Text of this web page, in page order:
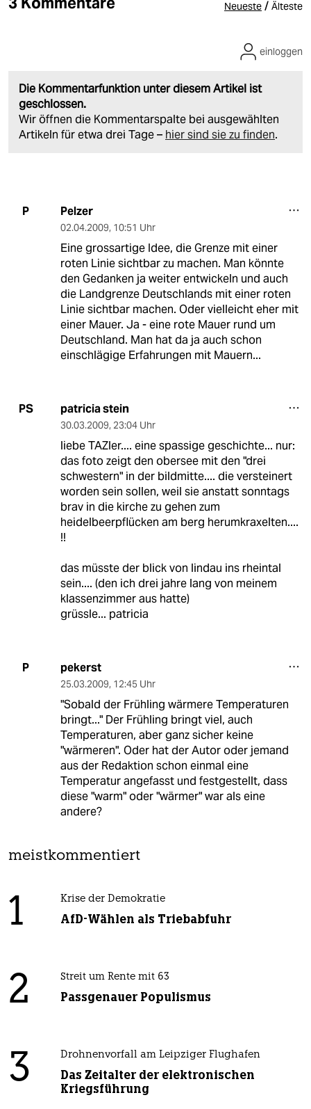
Neueste / Älteste
Die Kommentarfunktion unter diesem Artikel ist
geschlossen.
Wir öffnen die Kommentarspalte bei ausgewählten
Artikeln für etwa drei Tage – hier sind sie zu finden.
einloggen
P Pelzer
02.04.2009, 10:51 Uhr
Eine grossartige Idee, die Grenze mit einer
roten Linie sichtbar zu machen. Man könnte
den Gedanken ja weiter entwickeln und auch
die Landgrenze Deutschlands mit einer roten
Linie sichtbar machen. Oder vielleicht eher mit
einer Mauer. Ja - eine rote Mauer rund um
Deutschland. Man hat da ja auch schon
einschlägige Erfahrungen mit Mauern...
PS patricia stein
30.03.2009, 23:04 Uhr
liebe TAZler.... eine spassige geschichte... nur:
das foto zeigt den obersee mit den "drei
schwestern" in der bildmitte.... die versteinert
worden sein sollen, weil sie anstatt sonntags
brav in die kirche zu gehen zum
heidelbeerpflücken am berg herumkraxelten....
!!
das müsste der blick von lindau ins rheintal
sein.... (den ich drei jahre lang von meinem
klassenzimmer aus hatte)
grüssle... patricia
P pekerst
25.03.2009, 12:45 Uhr
"Sobald der Frühling wärmere Temperaturen
bringt..." Der Frühling bringt viel, auch
Temperaturen, aber ganz sicher keine
"wärmeren". Oder hat der Autor oder jemand
aus der Redaktion schon einmal eine
Temperatur angefasst und festgestellt, dass
diese "warm" oder "wärmer" war als eine
andere?
meistkommentiert
1 Krise der Demokratie
AfD-Wählen als Triebabfuhr
2 Streit um Rente mit 63
Passgenauer Populismus
3 Drohnenvorfall am Leipziger Flughafen
Das Zeitalter der elektronischen
Kriegsführung